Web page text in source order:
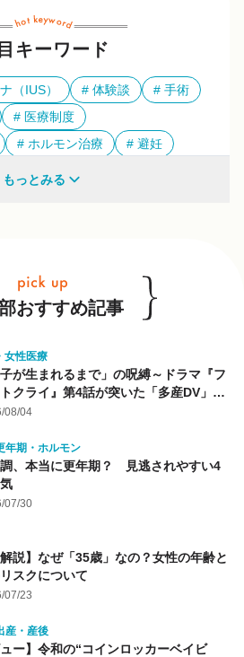
キーワード
（IUS） 体験談
手術
医療制度
ホルモン治療
避妊
もっとみる
おすすめ記事
女性医療
子が生まれるまで」の呪縛～ドラマ『フ
クライ』第4話が突いた「多産DV」と
トロール～
08/04
年期・ホルモン
、本当に更年期？ 見逃されやすい4
07/30
解説】なぜ「35歳」なの？女性の年齢と
スクについて
07/23
産・産後
ュー】令和の“コインロッカーベイビ